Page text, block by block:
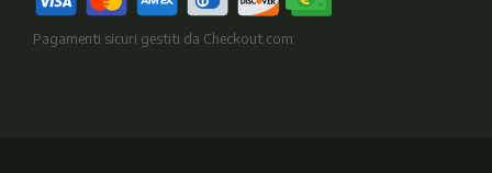
Pagamenti sicuri gestiti da Checkout.com